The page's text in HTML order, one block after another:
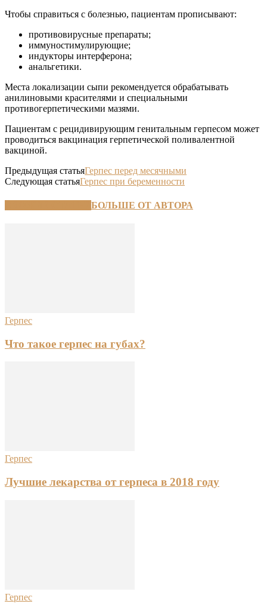
Чтобы справиться с болезнью, пациентам прописывают:
противовирусные препараты;
иммуностимулирующие;
индукторы интерферона;
анальгетики.
Места локализации сыпи рекомендуется обрабатывать
анилиновыми красителями и специальными
противогерпетическими мазями.
Пациентам с рецидивирующим генитальным герпесом может
проводиться вакцинация герпетической поливалентной
вакциной.
Предыдущая статьяГерпес перед месячными
Следующая статьяГерпес при беременности
БОЛЬШЕ ОТ АВТОРА
Герпес
Что такое герпес на губах?
Герпес
Лучшие лекарства от герпеса в 2018 году
Герпес